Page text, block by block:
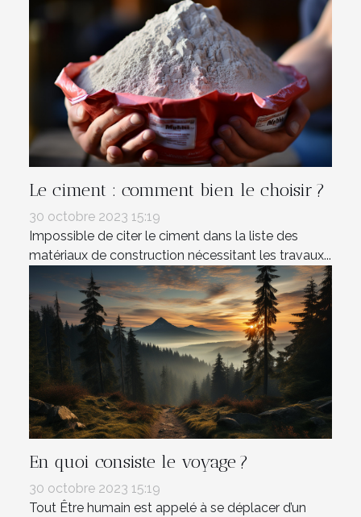
Le ciment : comment bien le choisir ?
30 octobre 2023 15:19
Impossible de citer le ciment dans la liste des
matériaux de construction nécessitant les travaux...
En quoi consiste le voyage ?
30 octobre 2023 15:19
Tout Être humain est appelé à se déplacer d’un